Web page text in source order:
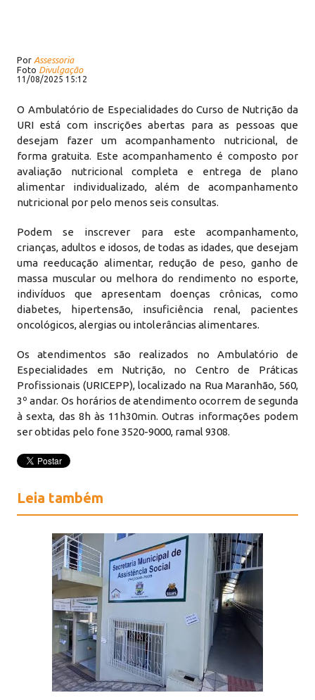
Por Assessoria
Foto Divulgação
11/08/2025 15:12
O Ambulatório de Especialidades do Curso de Nutrição da
URI está com inscrições abertas para as pessoas que
desejam fazer um acompanhamento nutricional, de
forma gratuita. Este acompanhamento é composto por
avaliação nutricional completa e entrega de plano
alimentar individualizado, além de acompanhamento
nutricional por pelo menos seis consultas.
Podem se inscrever para este acompanhamento,
crianças, adultos e idosos, de todas as idades, que desejam
uma reeducação alimentar, redução de peso, ganho de
massa muscular ou melhora do rendimento no esporte,
indivíduos que apresentam doenças crônicas, como
diabetes, hipertensão, insuficiência renal, pacientes
oncológicos, alergias ou intolerâncias alimentares.
Os atendimentos são realizados no Ambulatório de
Especialidades em Nutrição, no Centro de Práticas
Profissionais (URICEPP), localizado na Rua Maranhão, 560,
3º andar. Os horários de atendimento ocorrem de segunda
à sexta, das 8h às 11h30min. Outras informações podem
ser obtidas pelo fone 3520-9000, ramal 9308.
Leia também